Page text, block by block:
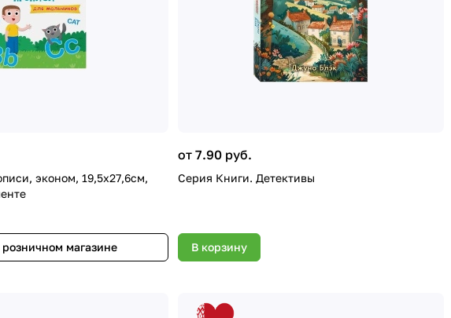
эконом, 19,5х27,6см,
розничном магазине
от 7.90 руб.
Серия Книги. Детективы
В корзину